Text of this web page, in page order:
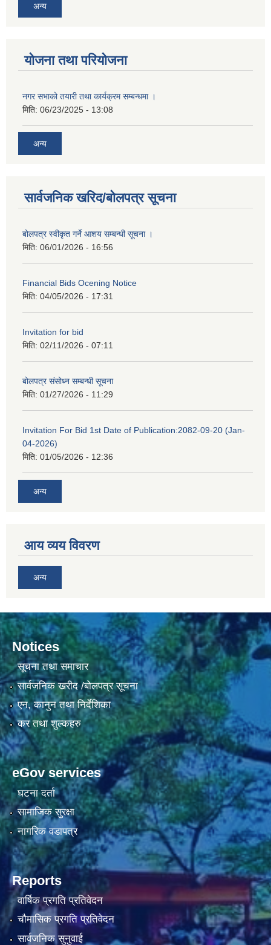
अन्य
योजना तथा परियोजना
नगर सभाको तयारी तथा कार्यक्रम सम्बन्धमा ।
मिति: 06/23/2025 - 13:08
अन्य
सार्वजनिक खरिद/बोलपत्र सूचना
बोलपत्र स्वीकृत गर्ने आशय सम्बन्धी सूचना ।
मिति: 06/01/2026 - 16:56
Financial Bids Ocening Notice
मिति: 04/05/2026 - 17:31
Invitation for bid
मिति: 02/11/2026 - 07:11
बोलपत्र संसोध्न सम्बन्धी सूचना
मिति: 01/27/2026 - 11:29
Invitation For Bid 1st Date of Publication:2082-09-20 (Jan-
04-2026)
मिति: 01/05/2026 - 12:36
अन्य
आय व्यय विवरण
अन्य
Notices
सूचना तथा समाचार
सार्वजनिक खरीद /बोलपत्र सूचना
एन, कानुन तथा निर्देशिका
कर तथा शुल्कहरु
eGov services
घटना दर्ता
सामाजिक सुरक्षा
नागरिक वडापत्र
Reports
वार्षिक प्रगति प्रतिवेदन
चौमासिक प्रगति प्रतिवेदन
सार्वजनिक सुनुवाई